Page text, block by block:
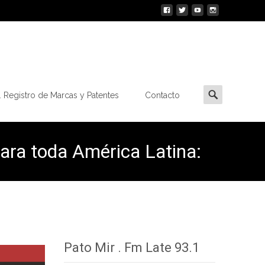
Registro de Marcas y Patentes Contacto
Buscar
por:
toda América Latina:
Pato Mir . Fm Late 93.1